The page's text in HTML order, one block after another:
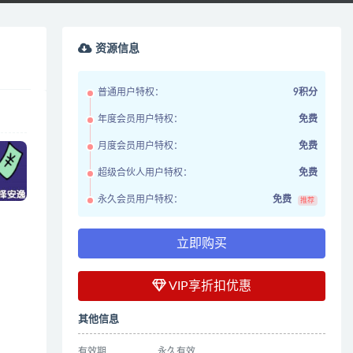
资源信息
普通用户特权： 9积分
年度会员用户特权： 免费
月度会员用户特权： 免费
超级合伙人用户特权： 免费
永久会员用户特权： 免费 推荐
立即购买
VIP享折扣优惠
其他信息